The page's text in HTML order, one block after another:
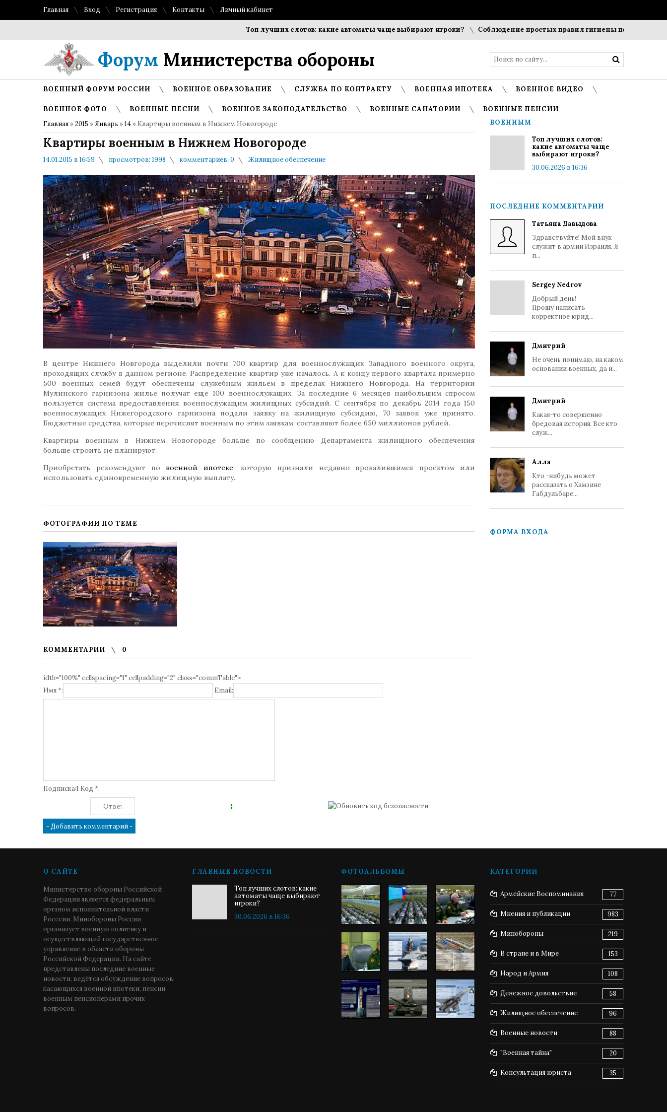
Главная Вход Регистрация Контакты Личный кабинет
Топ лучших слотов: какие автоматы чаще выбирают игроки? Соблюдение простых правил гигиены помогает
Форум Министерства обороны
ВОЕННЫЙ ФОРУМ РОССИИ ВОЕННОЕ ОБРАЗОВАНИЕ СЛУЖБА ПО КОНТРАКТУ ВОЕННАЯ ИПОТЕКА ВОЕННОЕ ВИДЕО
ВОЕННОЕ ФОТО ВОЕННЫЕ ПЕСНИ ВОЕННОЕ ЗАКОНОДАТЕЛЬСТВО ВОЕННЫЕ САНАТОРИИ
ВОЕННЫЕ ПЕНСИИ
Главная »2015 »Январь »14 » Квартиры военным в Нижнем Новогороде
Квартиры военным в Нижнем Новогороде
14.01.2015 в 16:59 просмотров: 1998 комментариев: 0 Жилищное обеспечение
В центре Нижнего Новгорода выделили почти 700 квартир для военнослужащих Западного военного округа,
проходящих службу в данном регионе. Распределение квартир уже началось. А к концу первого квартала примерно
500 военных семей будут обеспечены служебным жильем в пределах Нижнего Новгорода. На территории
Мулинского гарнизона жилье получат еще 100 военнослужащих. За последние 6 месяцев наибольшим спросом
пользуется система предоставления военнослужащим жилищных субсидий. С сентября по декабрь 2014 года 150
военнослужащих Нижегородского гарнизона подали заявку на жилищную субсидию, 70 заявок уже принято.
Бюджетные средства, которые перечислят военным по этим заявкам, составляют более 650 миллионов рублей.
Квартиры военным в Нижнем Новогороде больше по сообщению Департамента жилищного обеспечения
больше строить не планируют.
Приобретать рекомендуют по военной ипотеке, которую признали недавно провалившимся проектом или
использовать единовременную жилищную выплату.
ФОТОГРАФИИ ПО ТЕМЕ
КОММЕНТАРИИ 0
idth="100%" cellspacing="1" cellpadding="2" class="commTable">
Имя *:
Email:
Подписка:1 Код *:
ВОЕННЫМ
Топ лучших слотов:
какие автоматы чаще
выбирают игроки?
30.06.2026 в 16:36
ПОСЛЕДНИЕ КОММЕНТАРИИ
Татьяна Давыдова
Здравствуйте! Мой внук
служит в армии Израиля. Я
п...
Sergey Nedrov
Добрый день!
Прошу написать
корректное юрид...
Дмитрий
Не очень понимаю, на каком
основании военных, да и...
Дмитрий
Какая-то совершенно
бредовая история. Все кто
служ...
Алла
Кто -нибудь может
рассказать о Хамзине
Габдульбаре...
ФОРМА ВХОДА
О САЙТЕ
Министерство обороны Российской
Федерации является федеральным
органом исполнительной власти
Росссии. Минобороны России
организует военную политику и
осуществляющий государственное
управление в области обороны
Российской Федерации. На сайте
представлены последние военные
новости, ведётся обсуждение вопросов,
касающихся военной ипотеки, пенсии
военным пенсионерами прочих
вопросов.
ГЛАВНЫЕ НОВОСТИ
Топ лучших слотов: какие
автоматы чаще выбирают
игроки?
30.06.2026 в 16:36
ФОТОАЛЬБОМЫ КАТЕГОРИИ
Армейские Воспоминания 77
Мнения и публикации 983
Минобороны 219
В стране и в Мире 153
Народ и Армия 108
Денежное довольствие 58
Жилищное обеспечение 96
Военные новости 88
"Военная тайна" 20
Консультация юриста 35